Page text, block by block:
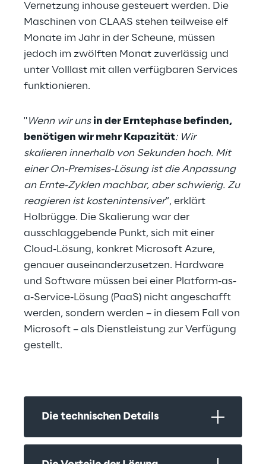
Vernetzung inhouse gesteuert werden. Die
Maschinen von CLAAS stehen teilweise elf
Monate im Jahr in der Scheune, müssen
jedoch im zwölften Monat zuverlässig und
unter Volllast mit allen verfügbaren Services
funktionieren.
"Wenn wir uns in der Erntephase befinden,
benötigen wir mehr Kapazität: Wir
skalieren innerhalb von Sekunden hoch. Mit
einer On-Premises-Lösung ist die Anpassung
an Ernte-Zyklen machbar, aber schwierig. Zu
reagieren ist kostenintensiver“, erklärt
Holbrügge. Die Skalierung war der
ausschlaggebende Punkt, sich mit einer
Cloud-Lösung, konkret Microsoft Azure,
genauer auseinanderzusetzen. Hardware
und Software müssen bei einer Platform-as-
a-Service-Lösung (PaaS) nicht angeschafft
werden, sondern werden – in diesem Fall von
Microsoft – als Dienstleistung zur Verfügung
gestellt.
Die technischen Details